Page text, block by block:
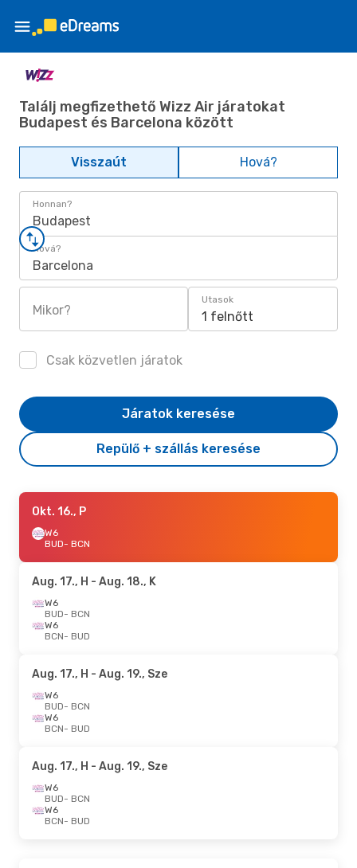
Találj megfizethető Wizz Air járatokat
Budapest és Barcelona között
Visszaút Hová?
Honnan?
Budapest
Hová?
Barcelona
Mikor?
Utasok
1 felnőtt
Csak közvetlen járatok
Repülő + szállás keresése
Járatok keresése
Okt. 16., P
W6
BUD- BCN
Aug. 17., H - Aug. 18., K
W6
BUD- BCN
W6
BCN- BUD
Aug. 17., H - Aug. 19., Sze
W6
BUD- BCN
W6
BCN- BUD
Aug. 17., H - Aug. 19., Sze
W6
BUD- BCN
W6
BCN- BUD